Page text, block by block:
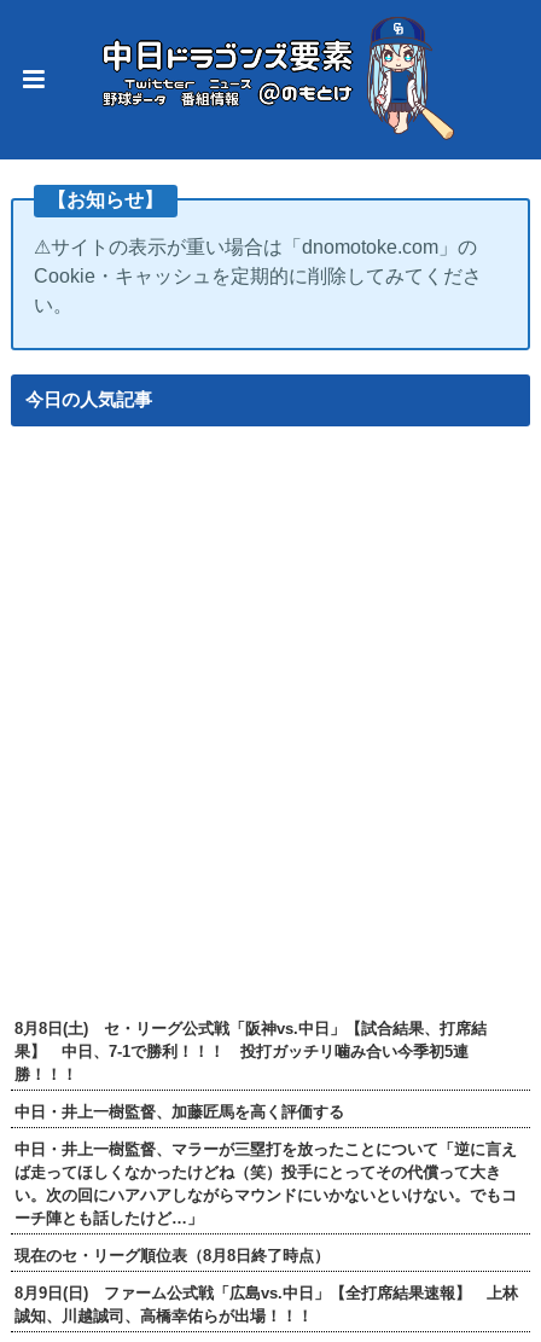
【お知らせ】
⚠サイトの表示が重い場合は「dnomotoke.com」の
Cookie・キャッシュを定期的に削除してみてくださ
い。
今日の人気記事
8月8日(土) セ・リーグ公式戦「阪神vs.中日」【試合結果、打席結
果】 中日、7-1で勝利！！！ 投打ガッチリ噛み合い今季初5連
勝！！！
中日・井上一樹監督、加藤匠馬を高く評価する
中日・井上一樹監督、マラーが三塁打を放ったことについて「逆に言え
ば走ってほしくなかったけどね（笑）投手にとってその代償って大き
い。次の回にハアハアしながらマウンドにいかないといけない。でもコ
ーチ陣とも話したけど…」
現在のセ・リーグ順位表（8月8日終了時点）
8月9日(日) ファーム公式戦「広島vs.中日」【全打席結果速報】 上林
誠知、川越誠司、高橋幸佑らが出場！！！